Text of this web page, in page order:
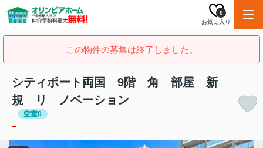
お気に入り
0
この物件の募集は終了しました。
シティポート両国 9階 角 部屋 新
規 リ ノベーション
空室0
-